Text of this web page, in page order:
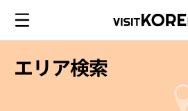
エリア検索